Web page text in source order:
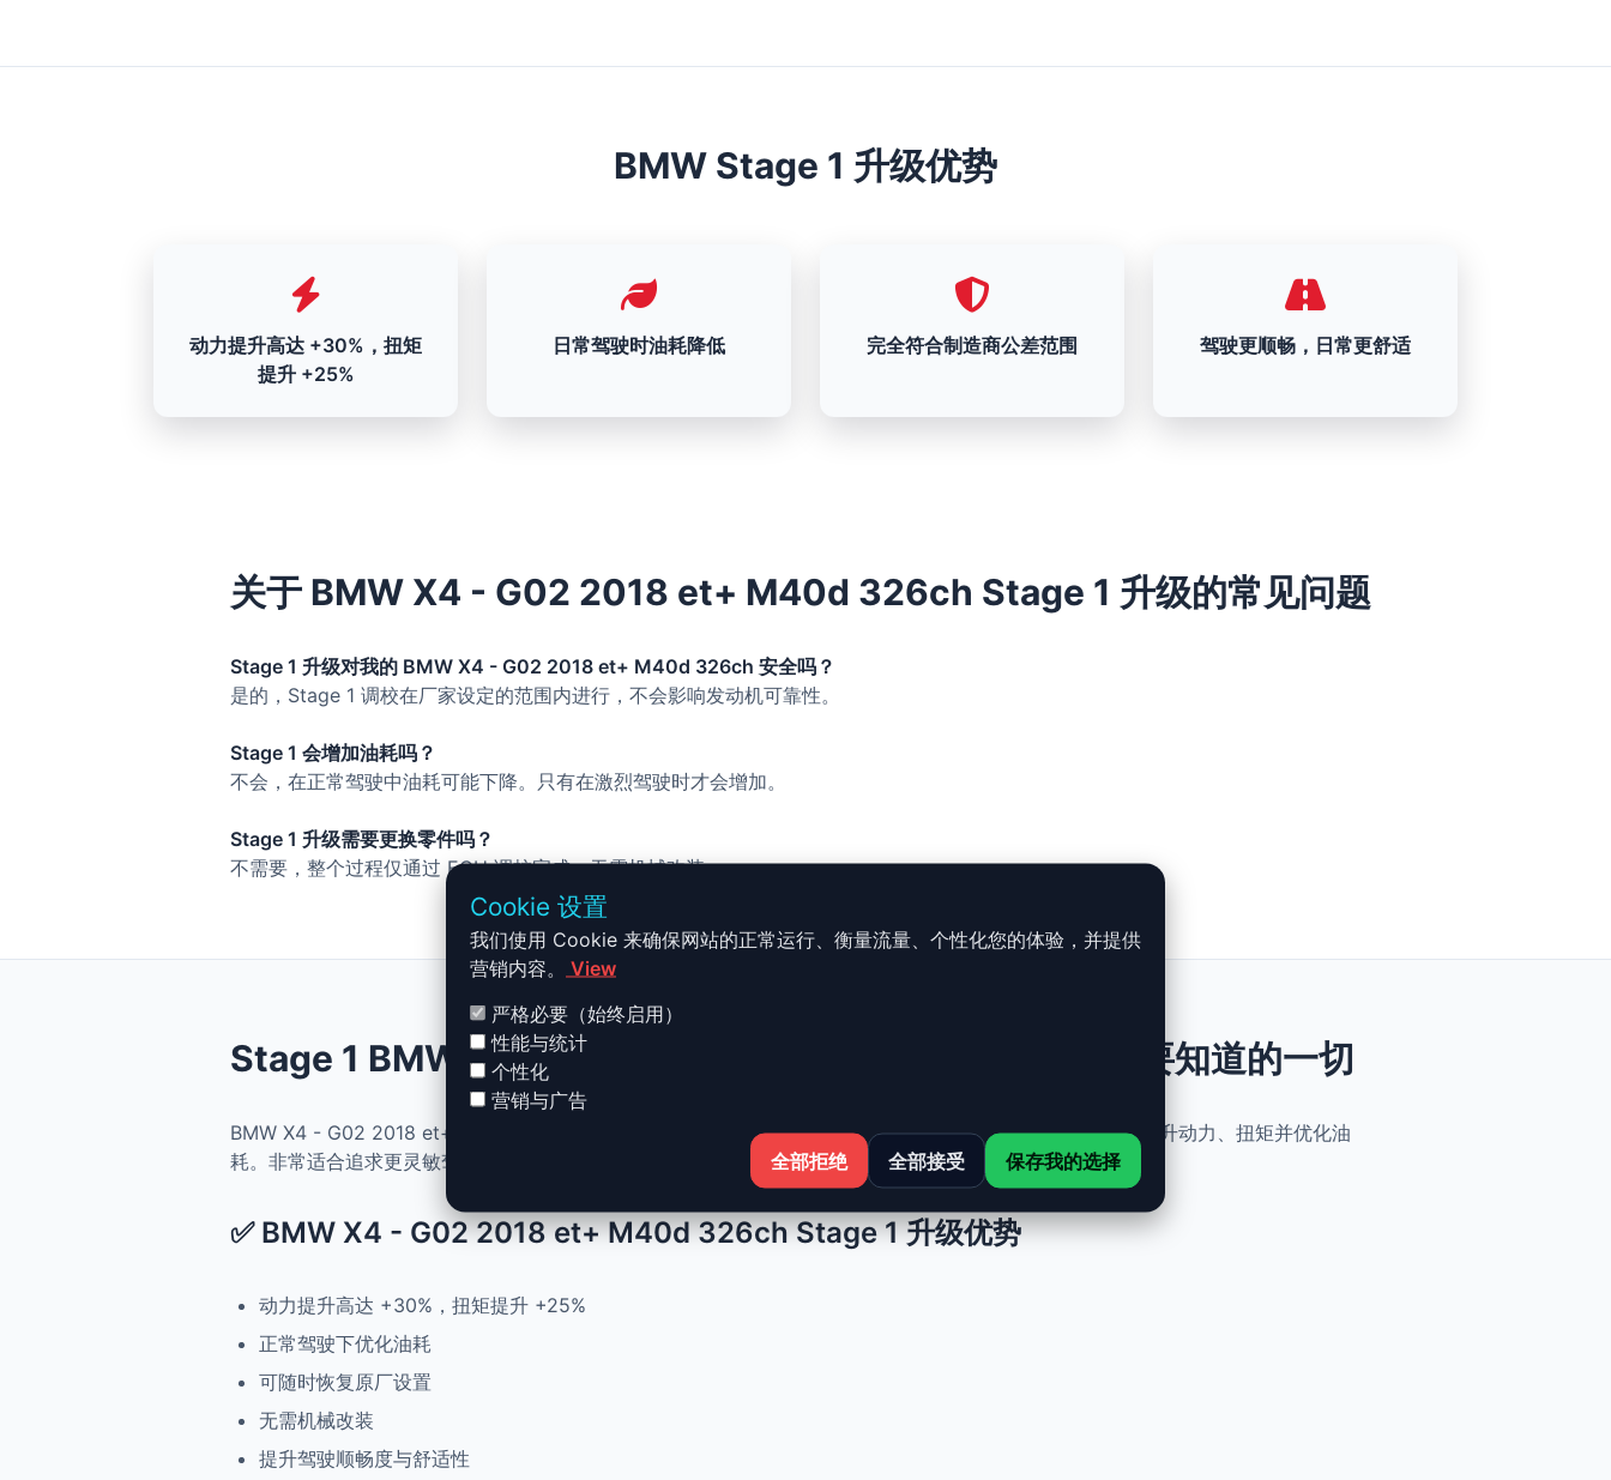
BMW Stage 1 升级优势
动力提升高达 +30%，扭矩
提升 +25%
日常驾驶时油耗降低 完全符合制造商公差范围 驾驶更顺畅，日常更舒适
关于 BMW X4 - G02 2018 et+ M40d 326ch Stage 1 升级的常见问题
Stage 1 升级对我的 BMW X4 - G02 2018 et+ M40d 326ch 安全吗？
是的，Stage 1 调校在厂家设定的范围内进行，不会影响发动机可靠性。
Stage 1 会增加油耗吗？
不会，在正常驾驶中油耗可能下降。只有在激烈驾驶时才会增加。
Stage 1 升级需要更换零件吗？
不需要，整个过程仅通过 ECU 调校完成，无需机械改装。
Stage 1 BMW X4 - G02 2018 et+ M40d 326ch：你需要知道的一切
BMW X4 - G02 2018 et+ M40d 326ch 的 Stage 1 升级结合了性能、安全与简便性。无需机械改动，即可提升动力、扭矩并优化油
耗。非常适合追求更灵敏驾驶体验且希望保持原厂可靠性的车主。
✅ BMW X4 - G02 2018 et+ M40d 326ch Stage 1 升级优势
动力提升高达 +30%，扭矩提升 +25%
正常驾驶下优化油耗
可随时恢复原厂设置
无需机械改装
提升驾驶顺畅度与舒适性
Cookie 设置
我们使用 Cookie 来确保网站的正常运行、衡量流量、个性化您的体验，并提供
营销内容。
View
严格必要（始终启用）
性能与统计
个性化
营销与广告
全部拒绝 全部接受 保存我的选择